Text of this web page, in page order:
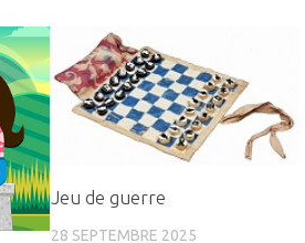
Jeu de guerre
28 SEPTEMBRE 2025